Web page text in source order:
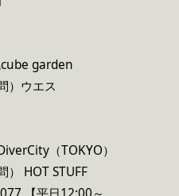
garden
）ウエス
（TOKYO）
） HOT STUFF